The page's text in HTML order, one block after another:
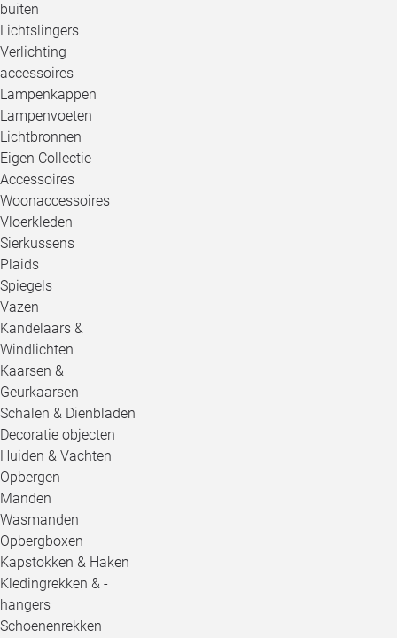
buiten
Lichtslingers
Verlichting
accessoires
Lampenkappen
Lampenvoeten
Lichtbronnen
Eigen Collectie
Accessoires
Woonaccessoires
Vloerkleden
Sierkussens
Plaids
Spiegels
Vazen
Kandelaars &
Windlichten
Kaarsen &
Geurkaarsen
Schalen & Dienbladen
Decoratie objecten
Huiden & Vachten
Opbergen
Manden
Wasmanden
Opbergboxen
Kapstokken & Haken
Kledingrekken & -
hangers
Schoenenrekken